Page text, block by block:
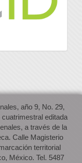
año 9, No. 29,
editada
a través de la
Calle Magisterio
territorial
México. Tel. 5487